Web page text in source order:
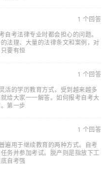
1 个回答
考法律专业时都会担心的问题。
法理、大量的法律条文和案例，对
要有恒
1 个回答
活的学历教育方式，受到越来越多
给大家一一解答。如何报考自考大
第一步
1 个回答
遍用于继续教育的两种方式。自考
务并参加考试。脱产则是指放下工
自考强